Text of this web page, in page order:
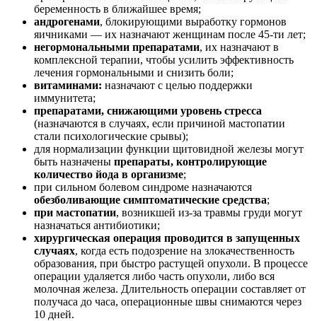
беременность в ближайшее время;
андрогенами, блокирующими выработку гормонов
яичниками — их назначают женщинам после 45-ти лет;
негормональными препаратами, их назначают в
комплексной терапии, чтобы усилить эффективность
лечения гормональными и снизить боли;
витаминами: назначают с целью поддержки
иммунитета;
препаратами, снижающими уровень стресса
(назначаются в случаях, если причиной мастопатии
стали психологические срывы);
для нормализации функции щитовидной железы могут
быть назначены препараты, контролирующие
количество йода в организме;
при сильном болевом синдроме назначаются
обезболивающие симптоматические средства;
при мастопатии, возникшей из-за травмы груди могут
назначаться антибиотики;
хирургическая операция проводится в запущенных
случаях, когда есть подозрение на злокачественность
образования, при быстро растущей опухоли. В процессе
операции удаляется либо часть опухоли, либо вся
молочная железа. Длительность операции составляет от
получаса до часа, операционные швы снимаются через
10 дней.